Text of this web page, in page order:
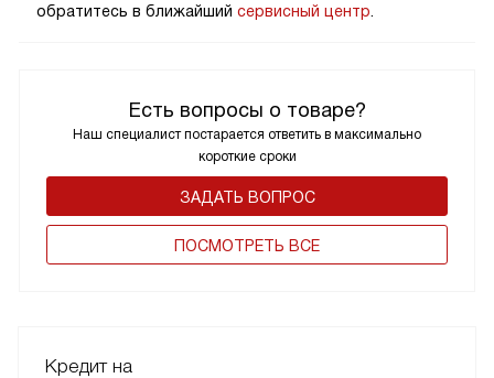
Есть вопросы о товаре?
Наш специалист постарается ответить в максимально
короткие сроки
ЗАДАТЬ ВОПРОС
ПОCМОТРЕТЬ ВСЕ
обратитесь в ближайший сервисный центр
Кредит на